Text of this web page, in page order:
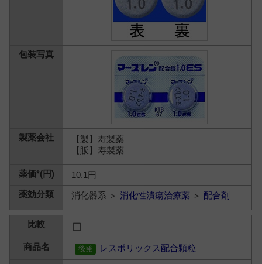
【製】寿製薬
【販】寿製薬
10.1円
消化器系 ＞消化性潰瘍治療薬 ＞ 配合剤
レスポリックス配合顆粒